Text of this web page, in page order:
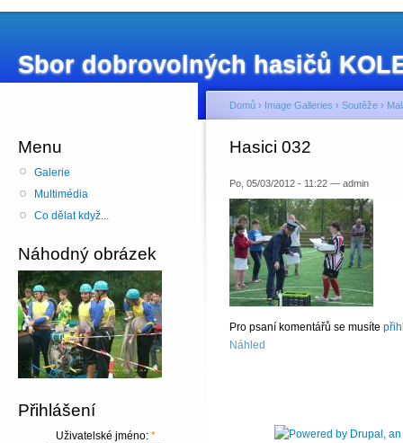
Sbor dobrovolných hasičů
Menu
Galerie
Multimédia
Co dělat když...
Náhodný obrázek
Přihlášení
Uživatelské jméno: *
Domů › Image Galleries › Soutěže ›
Hasici 032
Po, 05/03/2012 - 11:22 — admin
Pro psaní komentářů se musíte
Náhled